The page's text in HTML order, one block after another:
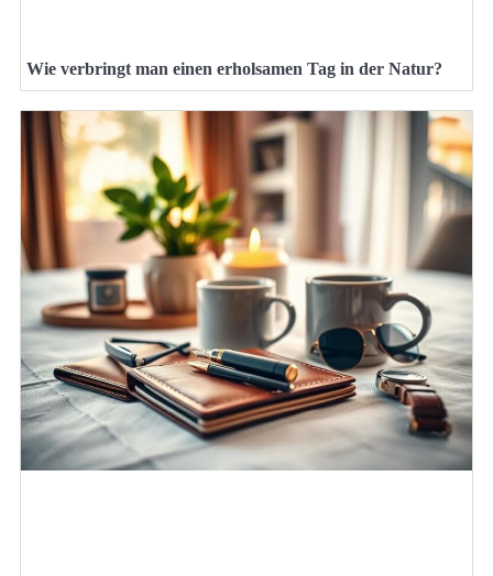
Wie verbringt man einen erholsamen Tag in der Natur?